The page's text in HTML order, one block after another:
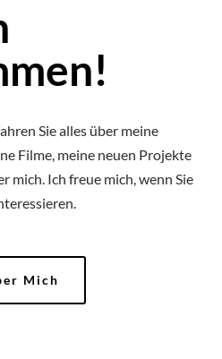
Sie alles über meine
Filme, meine neuen Projekte
mich. Ich freue mich, wenn Sie
Mich